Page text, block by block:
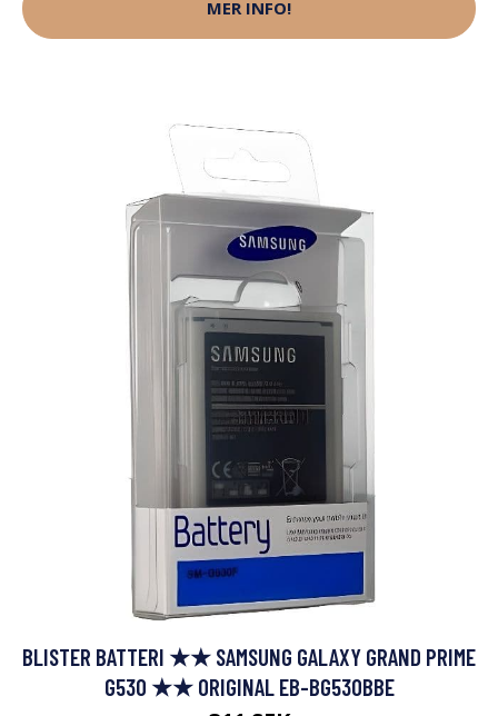
MER INFO!
BLISTER BATTERI ★★ SAMSUNG GALAXY GRAND PRIME
G530 ★★ ORIGINAL EB-BG530BBE